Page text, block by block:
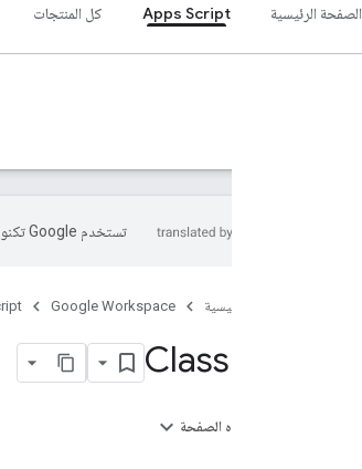
الصفحة الرئيسية Apps Script كل المنتجات
تستخدم Google تكنولوجيا الذكاء الاصطناعي لترجمة المحتوى إلى لغتك المفضّلة، وقد تتضمّن بعض الأخطاء.
الصفحة الرئيسية Google Workspace
Class File
على هذه الصفحة